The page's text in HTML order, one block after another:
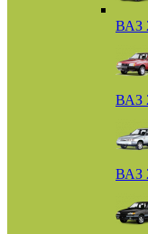
ВАЗ
ВАЗ
ВАЗ